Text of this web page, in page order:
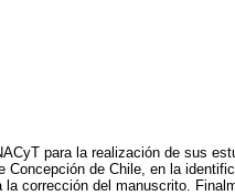
para la realización de sus
Concepción de Chile, en la
corrección del manuscrito.